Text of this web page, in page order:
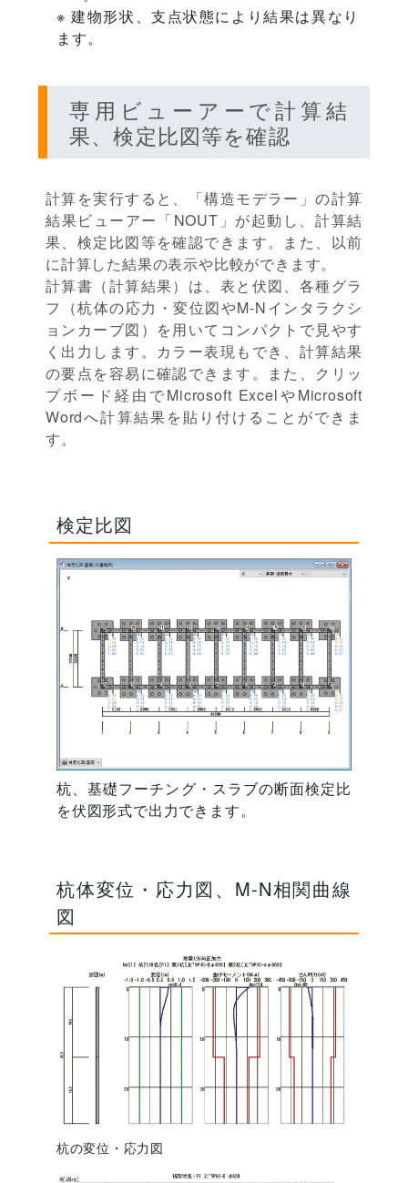
※ 建物形状、支点状態により結果は異なり
ます。
専用ビューアーで計算結
果、検定比図等を確認
計算を実行すると、「構造モデラー」の計算
結果ビューアー「NOUT」が起動し、計算結
果、検定比図等を確認できます。また、以前
に計算した結果の表示や比較ができます。
計算書（計算結果）は、表と伏図、各種グラ
フ（杭体の応力・変位図やM-Nインタラクシ
ョンカーブ図）を用いてコンパクトで見やす
く出力します。カラー表現もでき、計算結果
の要点を容易に確認できます。また、クリッ
プボード経由でMicrosoft ExcelやMicrosoft
Wordへ計算結果を貼り付けることができま
す。
検定比図
杭、基礎フーチング・スラブの断面検定比
を伏図形式で出力できます。
杭体変位・応力図、M-N相関曲線
図
杭の変位・応力図